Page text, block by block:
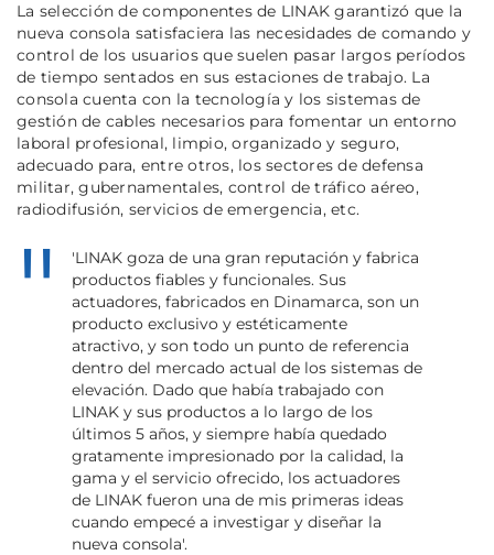
La selección de componentes de LINAK garantizó que la
nueva consola satisfaciera las necesidades de comando y
control de los usuarios que suelen pasar largos períodos
de tiempo sentados en sus estaciones de trabajo. La
consola cuenta con la tecnología y los sistemas de
gestión de cables necesarios para fomentar un entorno
laboral profesional, limpio, organizado y seguro,
adecuado para, entre otros, los sectores de defensa
militar, gubernamentales, control de tráfico aéreo,
radiodifusión, servicios de emergencia, etc.
'LINAK goza de una gran reputación y fabrica
productos fiables y funcionales. Sus
actuadores, fabricados en Dinamarca, son un
producto exclusivo y estéticamente
atractivo, y son todo un punto de referencia
dentro del mercado actual de los sistemas de
elevación. Dado que había trabajado con
LINAK y sus productos a lo largo de los
últimos 5 años, y siempre había quedado
gratamente impresionado por la calidad, la
gama y el servicio ofrecido, los actuadores
de LINAK fueron una de mis primeras ideas
cuando empecé a investigar y diseñar la
nueva consola'.